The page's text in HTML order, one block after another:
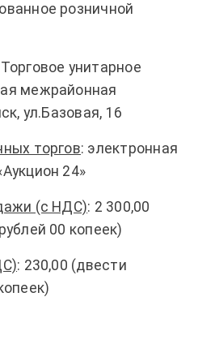
розничной
унитарное
межрайонная
ул.Базовая, 16
торгов: электронная
24»
(с НДС): 2 300,00
00 копеек)
: 230,00 (двести